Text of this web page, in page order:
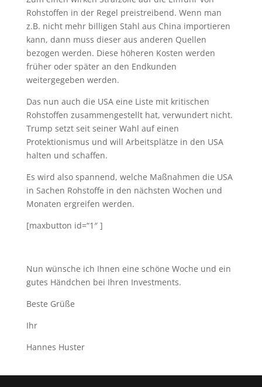
Protektionismus und will Arbeitsplätze in den USA
halten und schaffen.
Es wird also spannend, welche Maßnahmen die USA
in Sachen Rohstoffe in den nächsten Wochen und
Monaten ergreifen werden.
Nun wünsche ich Ihnen eine schöne Woche und ein
gutes Händchen bei Ihren Investments.
Ihr
Hannes Huster